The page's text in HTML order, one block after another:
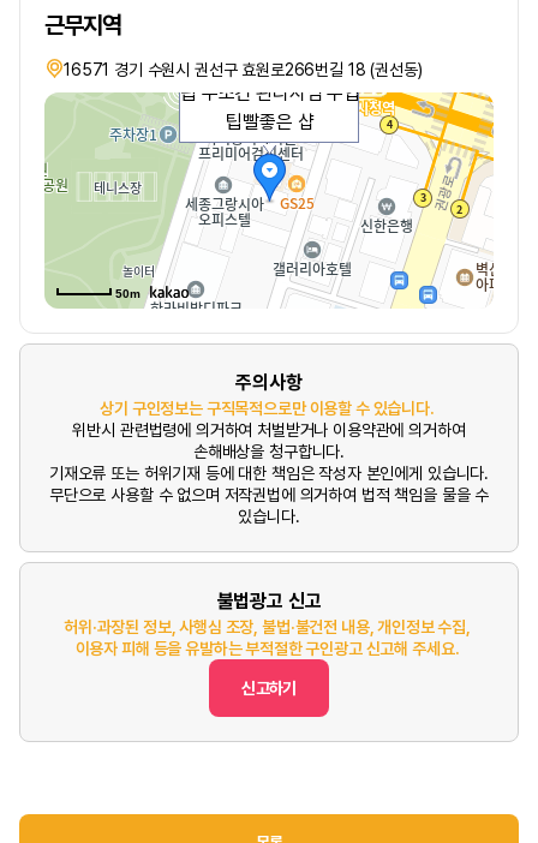
근무지역
16571 경기 수원시 권선구 효원로266번길 18 (권선동)
팁 무조건 관리사님 수입
팁빨좋은 샵
50m
주의사항
상기 구인정보는 구직목적으로만 이용할 수 있습니다.
위반시 관련법령에 의거하여 처벌받거나 이용약관에 의거하여
손해배상을 청구합니다.
기재오류 또는 허위기재 등에 대한 책임은 작성자 본인에게 있습니다.
무단으로 사용할 수 없으며 저작권법에 의거하여 법적 책임을 물을 수
있습니다.
불법광고 신고
허위·과장된 정보, 사행심 조장, 불법·불건전 내용, 개인정보 수집,
이용자 피해 등을 유발하는 부적절한 구인광고 신고해 주세요.
신고하기